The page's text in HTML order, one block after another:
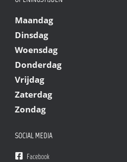
Maandag
Dinsdag
Woensdag
Donderdag
Vrijdag
Zaterdag
Zondag
SOCIAL MEDIA
Facebook